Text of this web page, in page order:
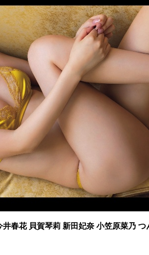
春花 貝賀琴莉 新田妃奈 小笠原菜乃 つ